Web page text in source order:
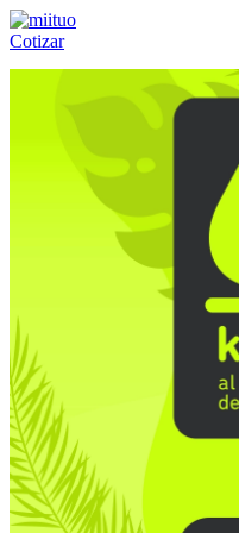
Cotizar
(55) 84-21-05-00